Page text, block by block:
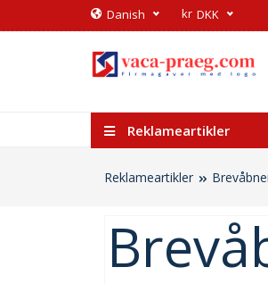
​Danish kr DKK
Reklameartikler
Reklameartikler